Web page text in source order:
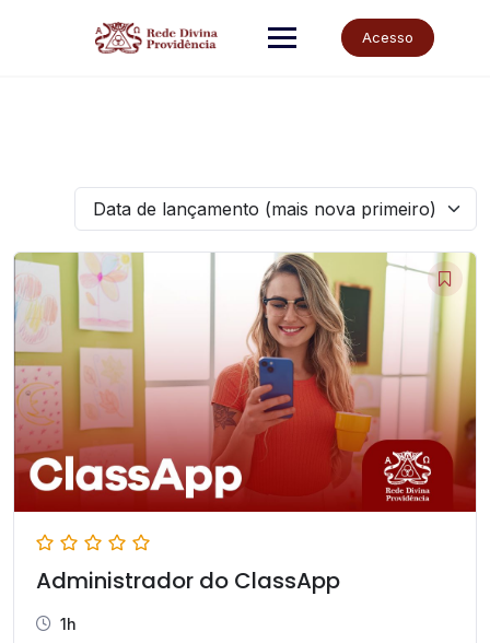
Acesso
Data de lançamento (mais nova primeiro)
Administrador do ClassApp
1h